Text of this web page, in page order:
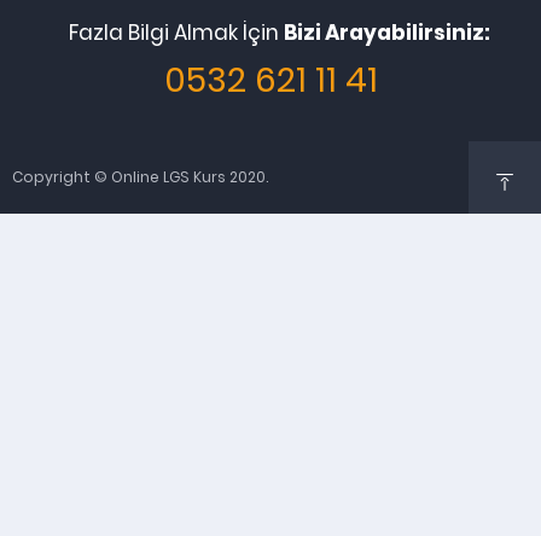
Fazla Bilgi Almak İçin Bizi Arayabilirsiniz:
0532 621 11 41
Copyright © Online LGS Kurs 2020.